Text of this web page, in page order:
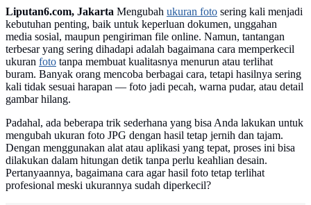
Liputan6.com, Jakarta Mengubah ukuran foto sering kali menjadi
kebutuhan penting, baik untuk keperluan dokumen, unggahan
media sosial, maupun pengiriman file online. Namun, tantangan
terbesar yang sering dihadapi adalah bagaimana cara memperkecil
ukuran foto tanpa membuat kualitasnya menurun atau terlihat
buram. Banyak orang mencoba berbagai cara, tetapi hasilnya sering
kali tidak sesuai harapan — foto jadi pecah, warna pudar, atau detail
gambar hilang.
Padahal, ada beberapa trik sederhana yang bisa Anda lakukan untuk
mengubah ukuran foto JPG dengan hasil tetap jernih dan tajam.
Dengan menggunakan alat atau aplikasi yang tepat, proses ini bisa
dilakukan dalam hitungan detik tanpa perlu keahlian desain.
Pertanyaannya, bagaimana cara agar hasil foto tetap terlihat
profesional meski ukurannya sudah diperkecil?